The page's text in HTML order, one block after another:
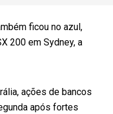
ficou no azul,
200 em Sydney, a
ações de bancos
após fortes